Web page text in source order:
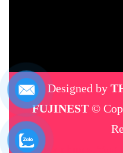
Designed by
FUJINEST ©
máy phun sương